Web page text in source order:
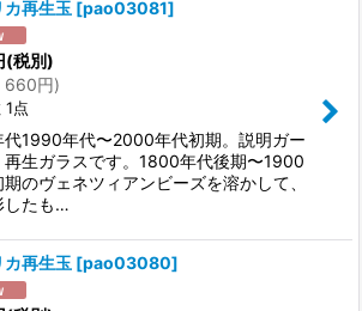
カ再生玉 [pao03081]
(税別)
660円)
1点
代1990年代〜2000年代初期。説明ガー
再生ガラスです。1800年代後期〜1900
のヴェネツィアンビーズを溶かして、
したも…
カ再生玉 [pao03080]